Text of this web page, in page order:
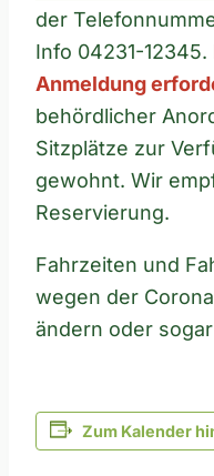
der
Info 04231-12345.
Anmeldung
behördlicher
Sitzplätze zur
gewohnt. Wir
Reservierung.
Fahrzeiten und
wegen der
ändern oder
Zum Kalender